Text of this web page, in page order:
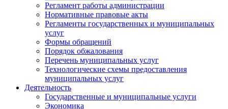
Регламент работы администрации
Нормативные правовые акты
Регламенты государственных и муниципальных
услуг
Формы обращений
Порядок обжалования
Перечень муниципальных услуг
Технологические схемы предоставления
муниципальных услуг
Деятельность
Государственные и муниципальные услуги
Экономика